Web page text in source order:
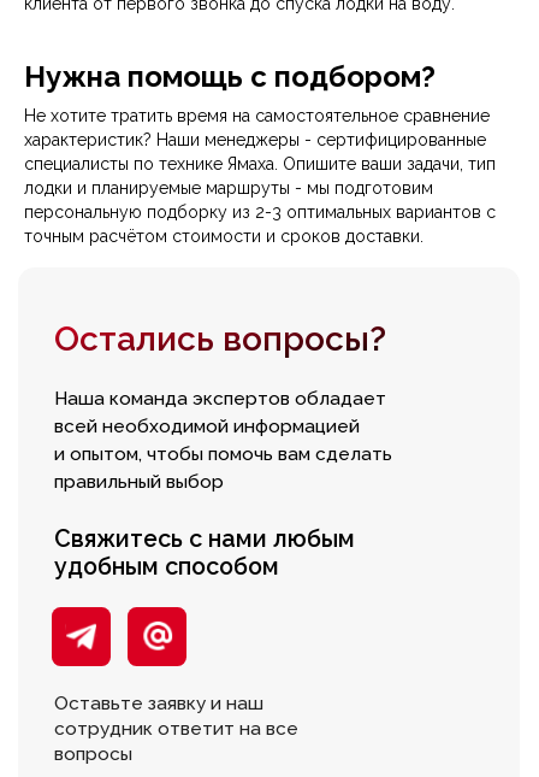
Нужна помощь с подбором?
Не хотите тратить время на самостоятельное сравнение
характеристик? Наши менеджеры - сертифицированные
специалисты по технике Ямаха. Опишите ваши задачи, тип
лодки и планируемые маршруты - мы подготовим
персональную подборку из 2-3 оптимальных вариантов с
точным расчётом стоимости и сроков доставки.
ПОКУПАТЕЛЯМ
О компании Новости Оплата
Рассрочка
Написать в Telegram
Обратный звонок
Согласие на обработку персональных данных
Политика конфиденциальности
Публичная оферта
Контакты
Цены на сайте не являются